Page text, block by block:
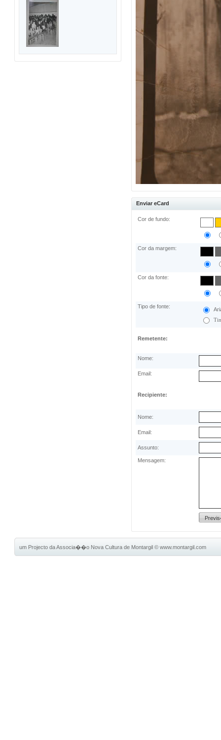
Enviar eCard
Cor de fundo:
Cor da margem:
Cor da fonte:
Tipo de fonte:
Remetente:
Nome:
Email:
Recipiente:
Nome:
Email:
Assunto:
Mensagem:
um Projecto da Associa��o Nova Cultura de Montargil©www.montargil.com